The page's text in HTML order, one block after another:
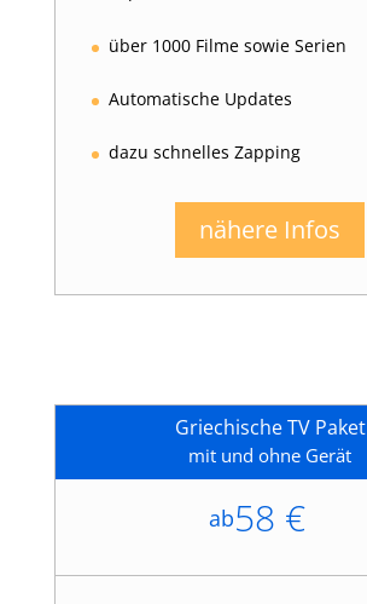
über 1000 Filme sowie Serien
Automatische Updates
dazu schnelles Zapping
nähere Infos
Griechische TV Paket
mit und ohne Gerät
ab58 €